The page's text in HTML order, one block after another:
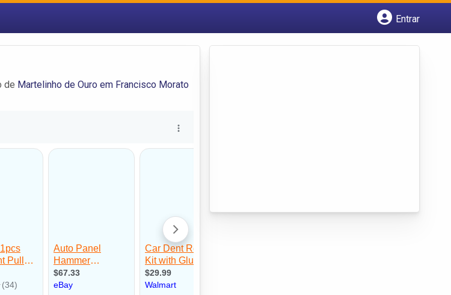
Entrar
de Martelinho de Ouro em Francisco Morato